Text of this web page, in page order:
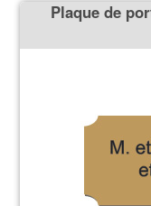
Plaque de